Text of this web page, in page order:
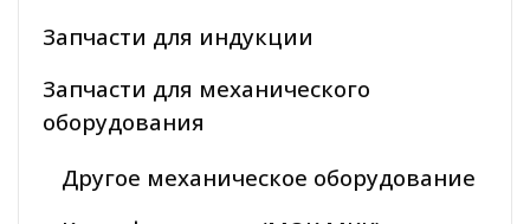
Запчасти для индукции
Запчасти для механического
оборудования
Другое механическое оборудование